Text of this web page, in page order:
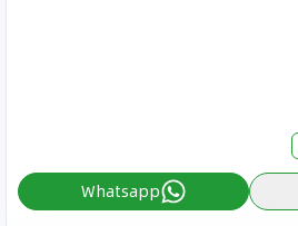
Whatsapp